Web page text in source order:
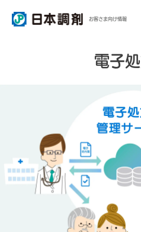
お客さま向け情報
電子